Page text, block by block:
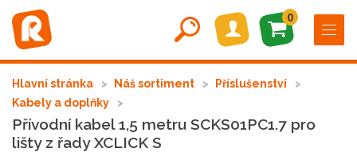
0
Hlavní stránka Náš sortiment
Příslušenství
Kabely a doplňky
Přívodní kabel 1,5 metru SCKS01PC1.7 pro
lišty z řady XCLICK S